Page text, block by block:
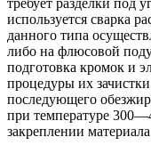
используется сварка
данного типа
либо на флюсовой
подготовка кромок и
процедуры их
последующего
при температуре
закреплении